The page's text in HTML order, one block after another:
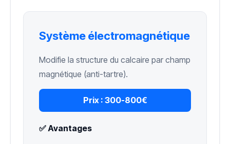
Système électromagnétique
Modifie la structure du calcaire par champ
magnétique (anti-tartre).
Prix : 300-800€
✅ Avantages